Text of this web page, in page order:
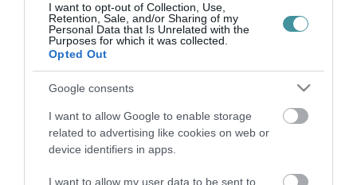
I want to opt-out of Collection, Use,
Retention, Sale, and/or Sharing of my
Personal Data that Is Unrelated with the
Purposes for which it was collected.
Opted Out
Google consents
I want to allow Google to enable storage
related to advertising like cookies on web or
device identifiers in apps.
I want to allow my user data to be sent to
AB: ALKOTMÁNYOS A KÖTELEZŐ OLTÁS, MERT ERŐSZAKKAL
SENKIT NEM KÉNYSZERÍTENEK
2022. március 11|
A beadott alkotmányjogi panaszok lényege az volt (több mint 570
rendvédelmi, kulturális-, illetve szociális területen, valamint a ko...
MAGYARORSZÁGRA IS MEGÉRKEZETT A MAJOMHIMLŐ ELLENI